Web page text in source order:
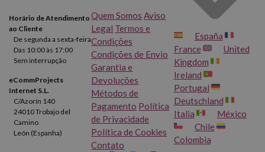
Horário de Atendimento
ao Cliente
De segunda a sexta-feira
Das 10:00 às 17:00
Sem interrupção
eCommProjects
Internet S.L.
C/Azorín 140
24010 Trobajo del
Camino
León (Espanha)
Quem Somos Aviso
Legal Termos e
Condições
Condições de Envio
Garantia e
Devoluções
Métodos de
Pagamento Política
de Privacidade
Política de Cookies
Contato
España
France
United
Kingdom
Ireland
Portugal
Deutschland
Italia
México
Chile
Colombia